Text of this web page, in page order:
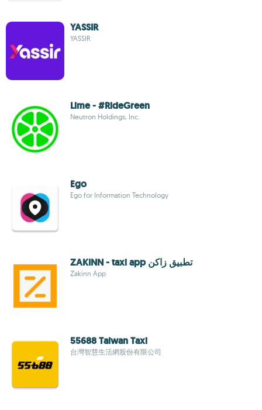
YASSIR
YASSIR
Lime - #RideGreen
Neutron Holdings, Inc.
Ego
Ego for Information Technology
ZAKINN - taxi app تطبيق زاكن
Zakinn App
55688 Taiwan Taxi
台灣智慧生活網股份有限公司